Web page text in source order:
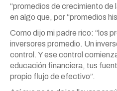
“promedios de crecimiento de
en algo que, por “promedios
Como dijo mi padre rico: “los
inversores promedio. Un
control. Y ese control
educación financiera, tus
propio flujo de efectivo”.